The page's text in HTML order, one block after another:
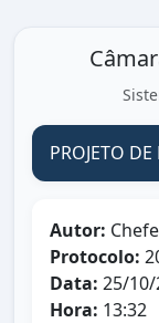
PROJETO
Autor:
Protocolo:
Data: 25/10/
Hora: 13:32